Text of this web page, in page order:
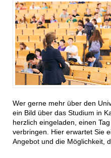
Wer gerne mehr über den
ein Bild über das Studium in
herzlich eingeladen, einen
verbringen. Hier erwartet Sie
Angebot und die Möglichkeit,